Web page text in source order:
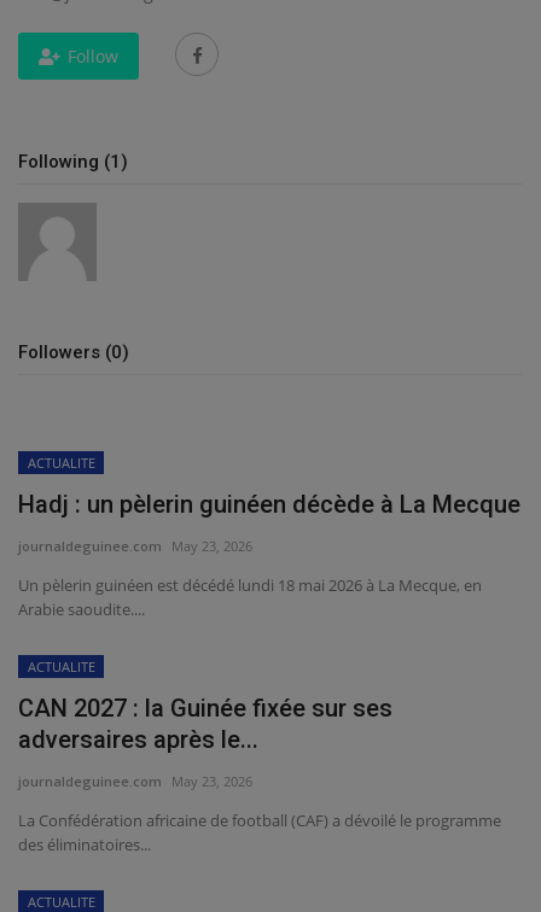
Follow
Following (1)
Followers (0)
ACTUALITE
Hadj : un pèlerin guinéen décède à La Mecque
journaldeguinee.com May 23, 2026
Un pèlerin guinéen est décédé lundi 18 mai 2026 à La Mecque, en
Arabie saoudite....
ACTUALITE
CAN 2027 : la Guinée fixée sur ses
adversaires après le...
journaldeguinee.com May 23, 2026
La Confédération africaine de football (CAF) a dévoilé le programme
des éliminatoires...
ACTUALITE